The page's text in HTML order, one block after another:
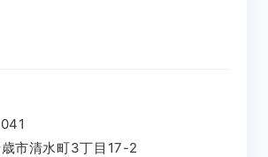
市清水町3丁目17-2